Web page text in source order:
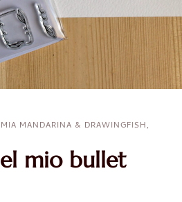
MANDARINA & DRAWINGFISH,
mio bullet